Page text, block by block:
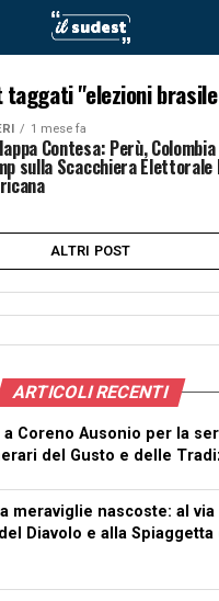
"elezioni
1 mese fa
Contesa: Perù,
sulla Scacchiera Elettorale
ALTRI POST
ARTICOLI RECENTI
Coreno Ausonio per la
del Gusto e delle
meraviglie nascoste: al via
Diavolo e alla Spiaggetta